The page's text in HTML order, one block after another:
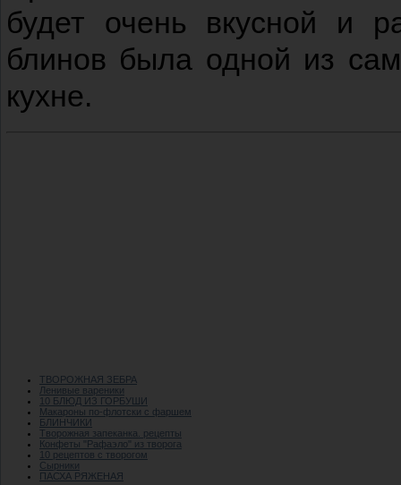
будет очень вкусной и
блинов была одной из
кухне.
ТВОРОЖНАЯ ЗЕБРА
Ленивые вареники
10 БЛЮД ИЗ ГОРБУШИ
Макароны по-флотски с фаршем
БЛИНЧИКИ
Творожная запеканка. рецепты
Конфеты "Рафаэло" из творога
10 рецептов с творогом
Сырники
ПАСХА РЯЖЕНАЯ